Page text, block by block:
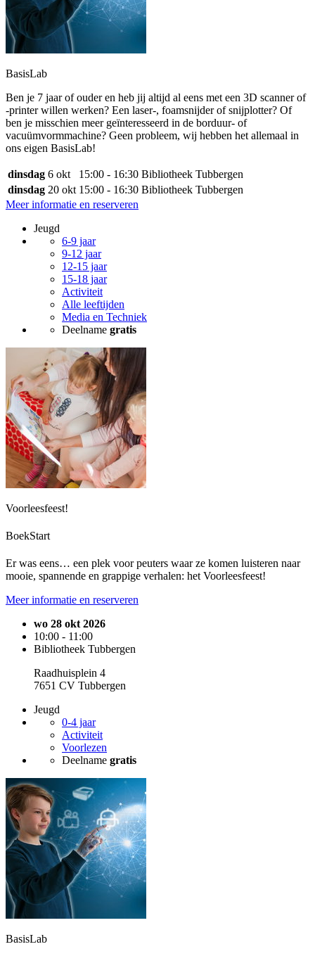
BasisLab
Ben je 7 jaar of ouder en heb jij altijd al eens met een 3D scanner of
-printer willen werken? Een laser-, foamsnijder of snijplotter? Of
ben je misschien meer geïnteresseerd in de borduur- of
vacuümvormmachine? Geen probleem, wij hebben het allemaal in
ons eigen BasisLab!
dinsdag 6 okt 15:00 - 16:30 Bibliotheek Tubbergen
dinsdag 20 okt 15:00 - 16:30 Bibliotheek Tubbergen
Meer informatie en reserveren
Jeugd
6-9 jaar
9-12 jaar
12-15 jaar
15-18 jaar
Activiteit
Alle leeftijden
Media en Techniek
Deelname gratis
Voorleesfeest!
BoekStart
Er was eens… een plek voor peuters waar ze komen luisteren naar
mooie, spannende en grappige verhalen: het Voorleesfeest!
Meer informatie en reserveren
wo 28 okt 2026
10:00 - 11:00
Bibliotheek Tubbergen
Raadhuisplein 4
7651 CV Tubbergen
Jeugd
0-4 jaar
Activiteit
Voorlezen
Deelname gratis
BasisLab